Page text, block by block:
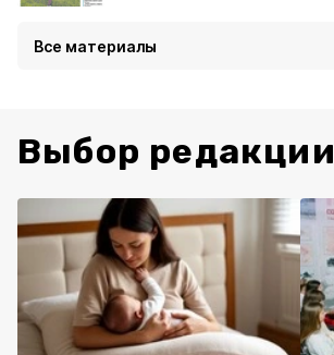
Все материалы
Выбор редакции